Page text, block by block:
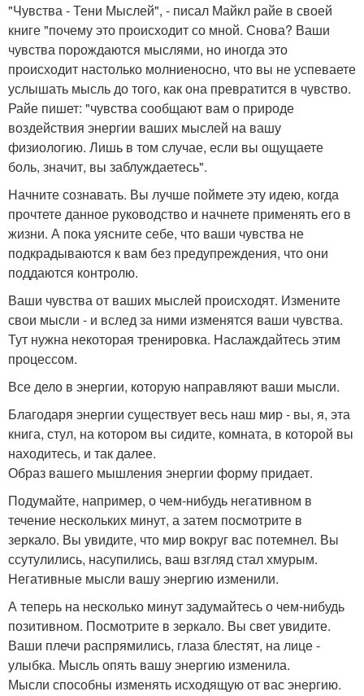
"Чувства - Тени Мыслей", - писал Майкл райе в своей
книге "почему это происходит со мной. Снова? Ваши
чувства порождаются мыслями, но иногда это
происходит настолько молниеносно, что вы не успеваете
услышать мысль до того, как она превратится в чувство.
Райе пишет: "чувства сообщают вам о природе
воздействия энергии ваших мыслей на вашу
физиологию. Лишь в том случае, если вы ощущаете
боль, значит, вы заблуждаетесь".
Начните сознавать. Вы лучше поймете эту идею, когда
прочтете данное руководство и начнете применять его в
жизни. А пока уясните себе, что ваши чувства не
подкрадываются к вам без предупреждения, что они
поддаются контролю.
Ваши чувства от ваших мыслей происходят. Измените
свои мысли - и вслед за ними изменятся ваши чувства.
Тут нужна некоторая тренировка. Наслаждайтесь этим
процессом.
Все дело в энергии, которую направляют ваши мысли.
Благодаря энергии существует весь наш мир - вы, я, эта
книга, стул, на котором вы сидите, комната, в которой вы
находитесь, и так далее.
Образ вашего мышления энергии форму придает.
Подумайте, например, о чем-нибудь негативном в
течение нескольких минут, а затем посмотрите в
зеркало. Вы увидите, что мир вокруг вас потемнел. Вы
ссутулились, насупились, ваш взгляд стал хмурым.
Негативные мысли вашу энергию изменили.
А теперь на несколько минут задумайтесь о чем-нибудь
позитивном. Посмотрите в зеркало. Вы свет увидите.
Ваши плечи распрямились, глаза блестят, на лице -
улыбка. Мысль опять вашу энергию изменила.
Мысли способны изменять исходящую от вас энергию.